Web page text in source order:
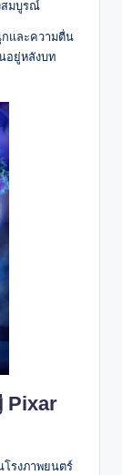
สมบูรณ์
กและความตื่น
อยู่หลังบท
Pixar
โรงภาพยนตร์